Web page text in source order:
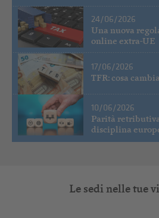
24/06/2026
Una nuova
online extra-UE
17/06/2026
TFR: cosa
10/06/2026
Parità
disciplina
Le sedi nelle tue